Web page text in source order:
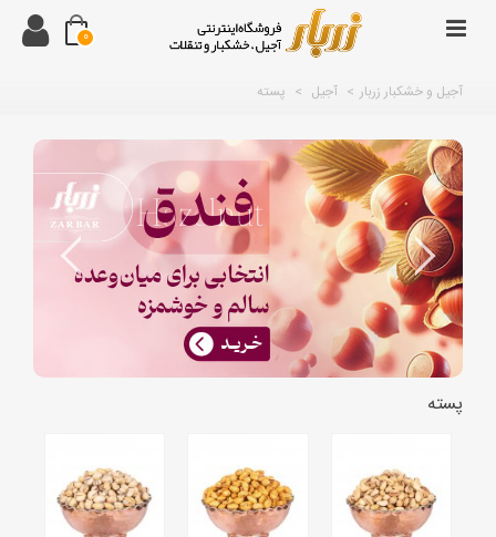
0
آجیل و خشکبار زربار > آجیل > پسته
پسته